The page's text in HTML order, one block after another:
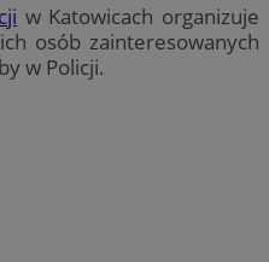
w Katowicach organizuje
osób zainteresowanych
w Policji.